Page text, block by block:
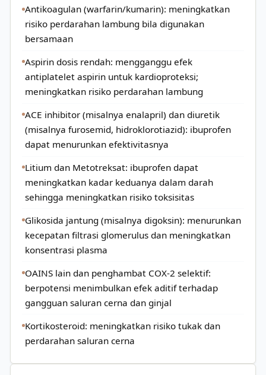
Antikoagulan (warfarin/kumarin): meningkatkan
risiko perdarahan lambung bila digunakan
bersamaan
Aspirin dosis rendah: mengganggu efek
antiplatelet aspirin untuk kardioproteksi;
meningkatkan risiko perdarahan lambung
ACE inhibitor (misalnya enalapril) dan diuretik
(misalnya furosemid, hidroklorotiazid): ibuprofen
dapat menurunkan efektivitasnya
Litium dan Metotreksat: ibuprofen dapat
meningkatkan kadar keduanya dalam darah
sehingga meningkatkan risiko toksisitas
Glikosida jantung (misalnya digoksin): menurunkan
kecepatan filtrasi glomerulus dan meningkatkan
konsentrasi plasma
OAINS lain dan penghambat COX-2 selektif:
berpotensi menimbulkan efek aditif terhadap
gangguan saluran cerna dan ginjal
Kortikosteroid: meningkatkan risiko tukak dan
perdarahan saluran cerna